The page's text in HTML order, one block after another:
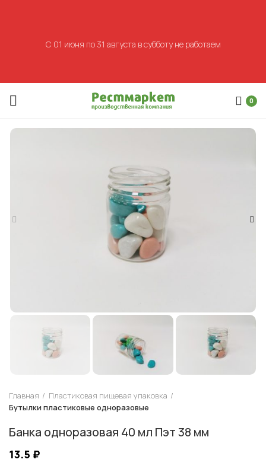
0
Главная
Пластиковая пищевая упаковка
Бутылки пластиковые одноразовые
Банка одноразовая 40 мл Пэт 38 мм
13.5 ₽
С 01 июня по 31 августа в субботу не работаем